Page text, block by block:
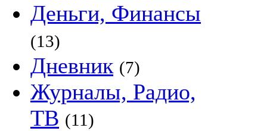
Деньги, Финансы
(13)
Дневник (7)
Журналы, Радио,
ТВ (11)